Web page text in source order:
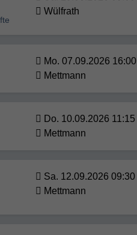
Wülfrath
Mo. 07.09.2026 16:00
Mettmann
Do. 10.09.2026 11:15
Mettmann
Sa. 12.09.2026 09:30
Mettmann